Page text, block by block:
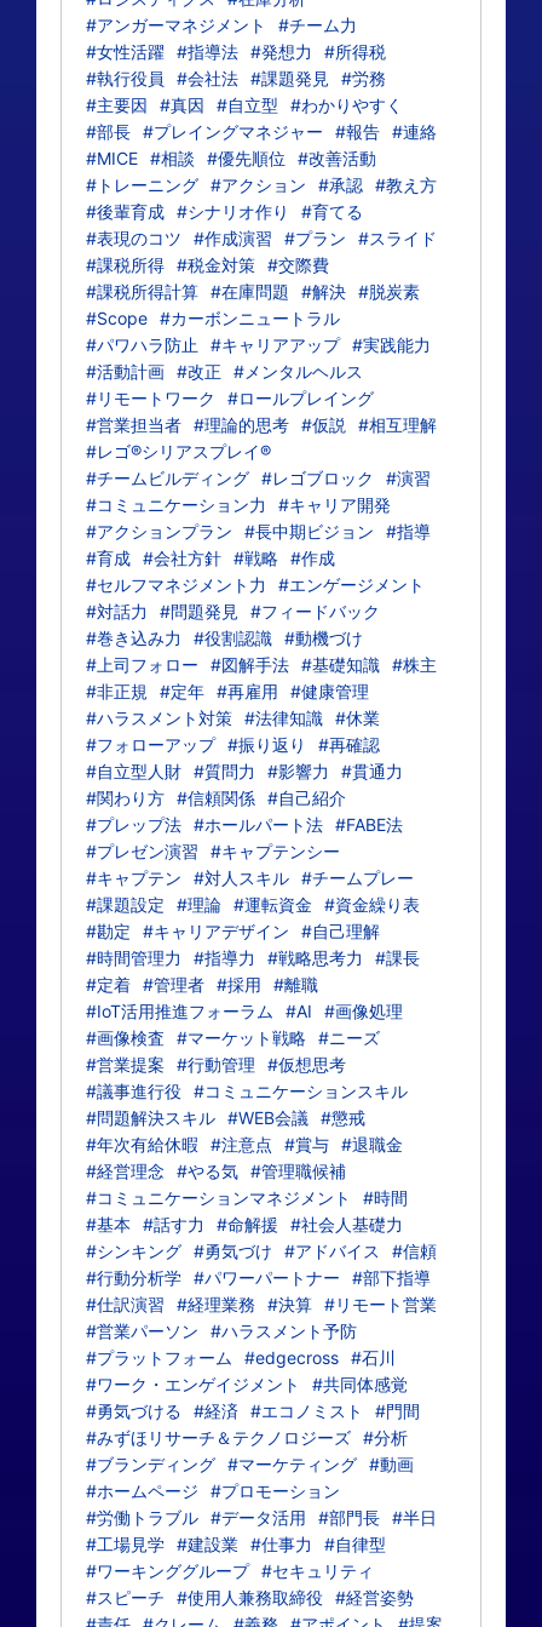
#アンガーマネジメント
#チーム力
#女性活躍 #指導法 #発想力
#所得税
#執行役員
#会社法 #課題発見
#労務
#主要因
#真因 #自立型
#わかりやすく
#部長 #プレイングマネジャー #報告 #連絡
#MICE #相談 #優先順位
#改善活動
#トレーニング #アクション #承認 #教え方
#後輩育成 #シナリオ作り
#育てる
#表現のコツ
#作成演習 #プラン
#スライド
#課税所得 #税金対策 #交際費
#課税所得計算 #在庫問題 #解決 #脱炭素
#Scope #カーボンニュートラル
#パワハラ防止
#キャリアアップ #実践能力
#活動計画 #改正
#メンタルヘルス
#リモートワーク
#ロールプレイング
#営業担当者 #理論的思考 #仮説
#相互理解
#レゴ®シリアスプレイ®
#チームビルディング #レゴブロック
#演習
#コミュニケーション力
#キャリア開発
#アクションプラン
#長中期ビジョン
#指導
#育成 #会社方針 #戦略 #作成
#セルフマネジメント力
#エンゲージメント
#対話力
#問題発見
#フィードバック
#巻き込み力
#役割認識 #動機づけ
#上司フォロー
#図解手法 #基礎知識 #株主
#非正規
#定年 #再雇用
#健康管理
#ハラスメント対策 #法律知識 #休業
#フォローアップ #振り返り
#再確認
#自立型人財 #質問力 #影響力
#貫通力
#関わり方 #信頼関係 #自己紹介
#プレップ法 #ホールパート法 #FABE法
#プレゼン演習
#キャプテンシー
#キャプテン
#対人スキル #チームプレー
#課題設定
#理論 #運転資金
#資金繰り表
#勘定
#キャリアデザイン
#自己理解
#時間管理力
#指導力 #戦略思考力
#課長
#定着 #管理者 #採用
#離職
#IoT活用推進フォーラム
#AI
#画像処理
#画像検査
#マーケット戦略 #ニーズ
#営業提案
#行動管理
#仮想思考
#議事進行役 #コミュニケーションスキル
#問題解決スキル #WEB会議
#懲戒
#年次有給休暇
#注意点 #賞与 #退職金
#経営理念 #やる気 #管理職候補
#コミュニケーションマネジメント
#時間
#基本
#話す力 #命解援
#社会人基礎力
#シンキング #勇気づけ #アドバイス
#信頼
#行動分析学 #パワーパートナー
#部下指導
#仕訳演習
#経理業務 #決算 #リモート営業
#営業パーソン
#ハラスメント予防
#プラットフォーム
#edgecross #石川
#ワーク・エンゲイジメント
#共同体感覚
#勇気づける
#経済 #エコノミスト
#門間
#みずほリサーチ＆テクノロジーズ #分析
#ブランディング #マーケティング #動画
#ホームページ
#プロモーション
#労働トラブル #データ活用 #部門長 #半日
#工場見学 #建設業 #仕事力
#自律型
#ワーキンググループ #セキュリティ
#スピーチ
#使用人兼務取締役 #経営姿勢